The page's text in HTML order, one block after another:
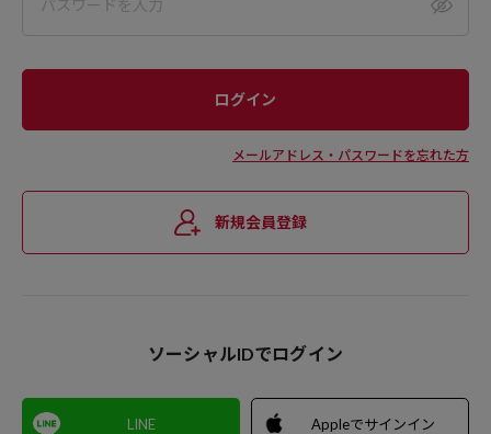
メールアドレス・パスワードを忘れた方
新規会員登録
ソーシャルIDでログイン
LINE Appleでサインイン